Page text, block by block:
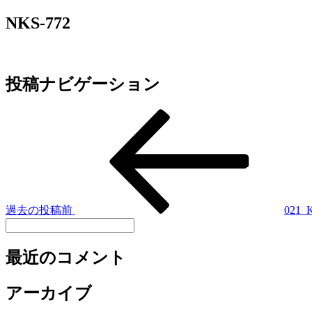
NKS-772
投稿ナビゲーション
過去の投稿前
最近のコメント
アーカイブ